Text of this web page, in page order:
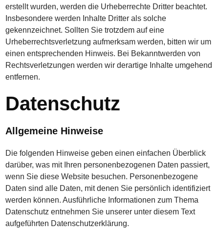
erstellt wurden, werden die Urheberrechte Dritter beachtet.
Insbesondere werden Inhalte Dritter als solche
gekennzeichnet. Sollten Sie trotzdem auf eine
Urheberrechtsverletzung aufmerksam werden, bitten wir um
einen entsprechenden Hinweis. Bei Bekanntwerden von
Rechtsverletzungen werden wir derartige Inhalte umgehend
entfernen.
Datenschutz
Allgemeine Hinweise
Die folgenden Hinweise geben einen einfachen Überblick
darüber, was mit Ihren personenbezogenen Daten passiert,
wenn Sie diese Website besuchen. Personenbezogene
Daten sind alle Daten, mit denen Sie persönlich identifiziert
werden können. Ausführliche Informationen zum Thema
Datenschutz entnehmen Sie unserer unter diesem Text
aufgeführten Datenschutzerklärung.